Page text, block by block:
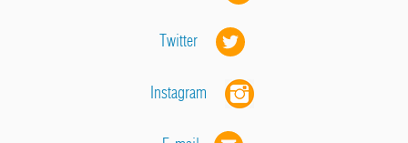
Twitter
Instagram